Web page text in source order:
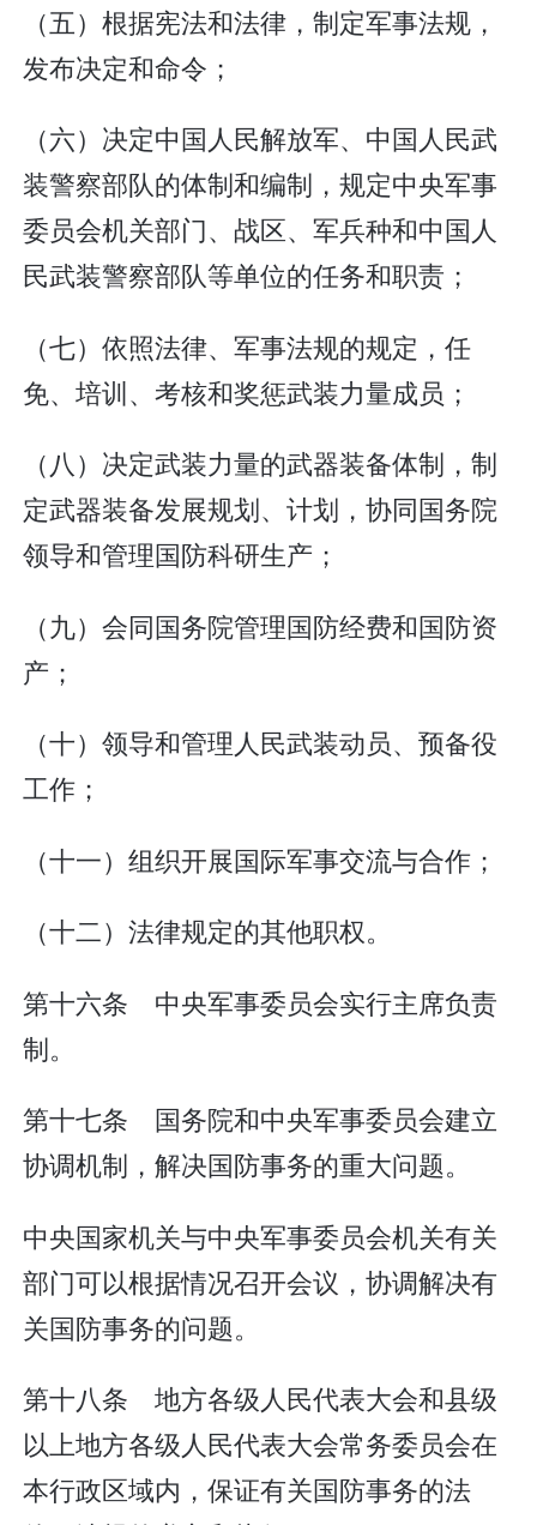
（五）根据宪法和法律，制定军事法规，
发布决定和命令；
（六）决定中国人民解放军、中国人民武
装警察部队的体制和编制，规定中央军事
委员会机关部门、战区、军兵种和中国人
民武装警察部队等单位的任务和职责；
（七）依照法律、军事法规的规定，任
免、培训、考核和奖惩武装力量成员；
（八）决定武装力量的武器装备体制，制
定武器装备发展规划、计划，协同国务院
领导和管理国防科研生产；
（九）会同国务院管理国防经费和国防资
产；
（十）领导和管理人民武装动员、预备役
工作；
（十一）组织开展国际军事交流与合作；
（十二）法律规定的其他职权。
第十六条 中央军事委员会实行主席负责
制。
第十七条 国务院和中央军事委员会建立
协调机制，解决国防事务的重大问题。
中央国家机关与中央军事委员会机关有关
部门可以根据情况召开会议，协调解决有
关国防事务的问题。
第十八条 地方各级人民代表大会和县级
以上地方各级人民代表大会常务委员会在
本行政区域内，保证有关国防事务的法